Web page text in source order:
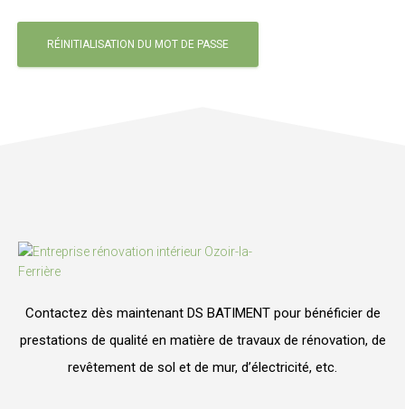
RÉINITIALISATION DU MOT DE PASSE
Contactez dès maintenant DS BATIMENT pour bénéficier de
prestations de qualité en matière de travaux de rénovation, de
revêtement de sol et de mur, d’électricité, etc.